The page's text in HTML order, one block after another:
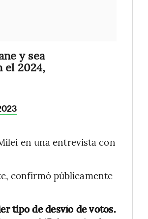
y sea
el 2024,
en una entrevista con
confirmó públicamente
tipo de desvío de votos.